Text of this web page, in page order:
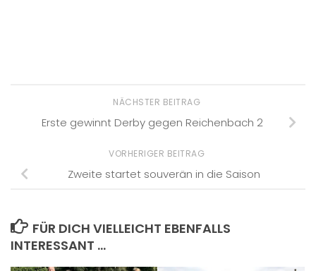
NÄCHSTER BEITRAG
Erste gewinnt Derby gegen Reichenbach 2
VORHERIGER BEITRAG
Zweite startet souverän in die Saison
FÜR DICH VIELLEICHT EBENFALLS
INTERESSANT …